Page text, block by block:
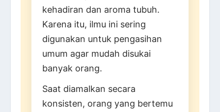
kehadiran dan aroma tubuh.
Karena itu, ilmu ini sering
digunakan untuk pengasihan
umum agar mudah disukai
banyak orang.
Saat diamalkan secara
konsisten, orang yang bertemu